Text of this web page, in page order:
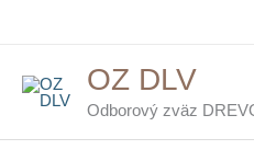
obsah
OZ DLV
Odborový zväz